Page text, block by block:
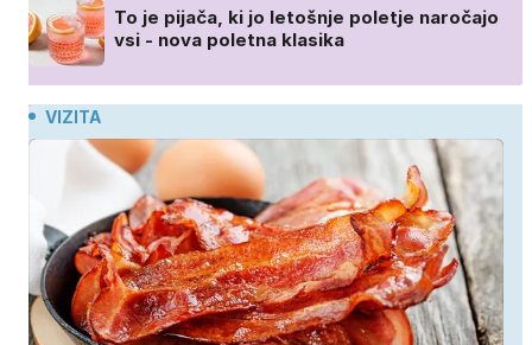
To je pijača, ki jo letošnje poletje naročajo
vsi - nova poletna klasika
VIZITA